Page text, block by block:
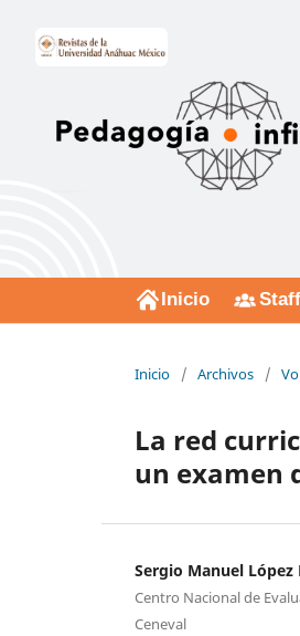
Inicio Staff
Inicio / Archivos /
La red
un examen
Sergio Manuel López
Centro Nacional de
Ceneval